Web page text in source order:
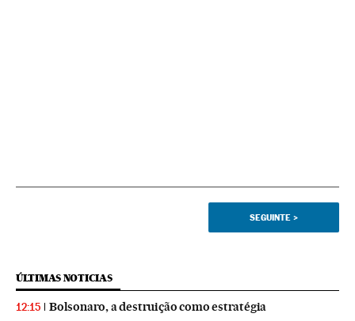
SEGUINTE >
ÚLTIMAS NOTICIAS
12:15 Bolsonaro, a destruição como estratégia